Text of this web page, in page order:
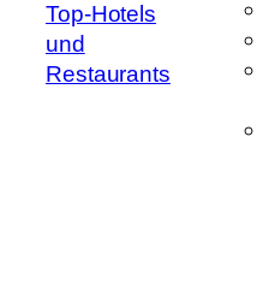
Top-Hotels
und
Restaurants